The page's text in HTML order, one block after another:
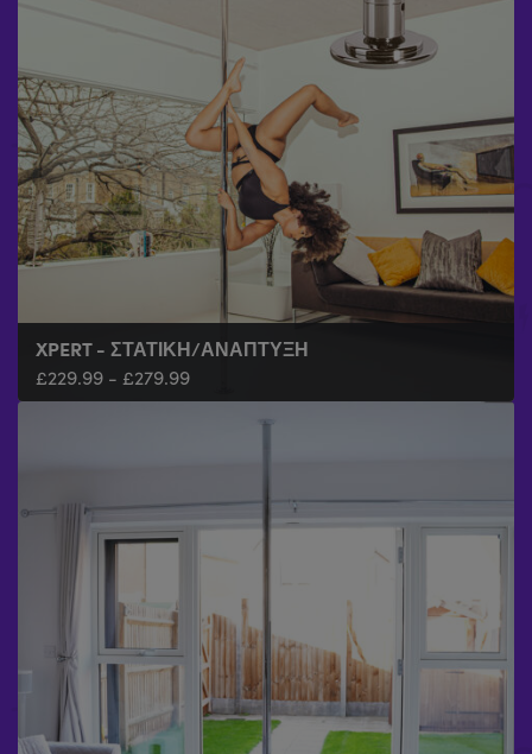
XPERT - ΣΤΑΤΙΚΉ/ΑΝΆΠΤΥΞΗ
£229.99 - £279.99